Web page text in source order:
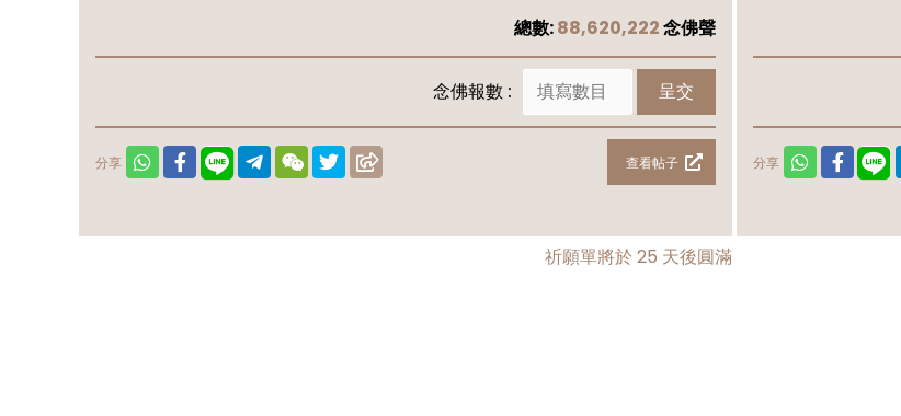
總數:88,620,222念佛聲
分享 查看帖子
念佛報數 : 呈交
祈願單將於 25 天後圓滿
分享